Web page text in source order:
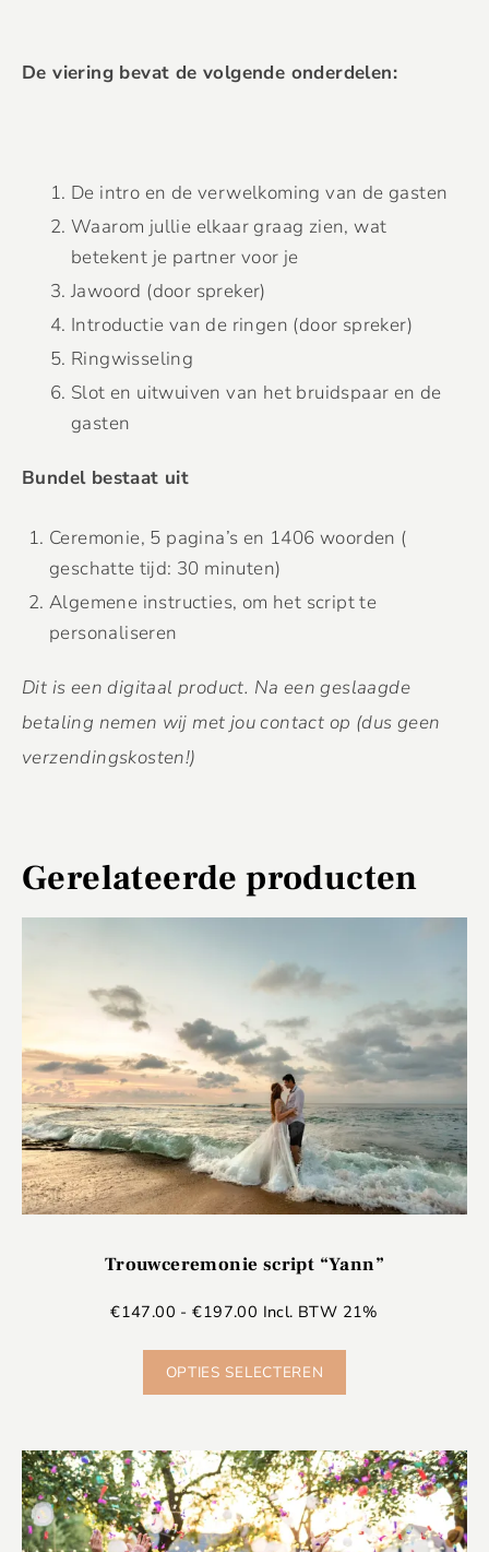
De viering bevat de volgende onderdelen:
De intro en de verwelkoming van de gasten
Waarom jullie elkaar graag zien, wat
betekent je partner voor je
Jawoord (door spreker)
Introductie van de ringen (door spreker)
Ringwisseling
Slot en uitwuiven van het bruidspaar en de
gasten
Bundel bestaat uit
Ceremonie, 5 pagina’s en 1406 woorden (
geschatte tijd: 30 minuten)
Algemene instructies, om het script te
personaliseren
Dit is een digitaal product. Na een geslaagde
betaling nemen wij met jou contact op (dus geen
verzendingskosten!)
Gerelateerde producten
Trouwceremonie script “Yann”
€147.00 - €197.00 Incl. BTW 21%
OPTIES SELECTEREN